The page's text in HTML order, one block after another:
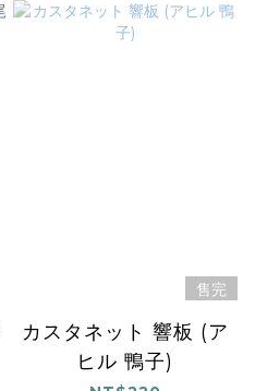
售完
カスタネット 響板 (ア
ヒル 鴨子)